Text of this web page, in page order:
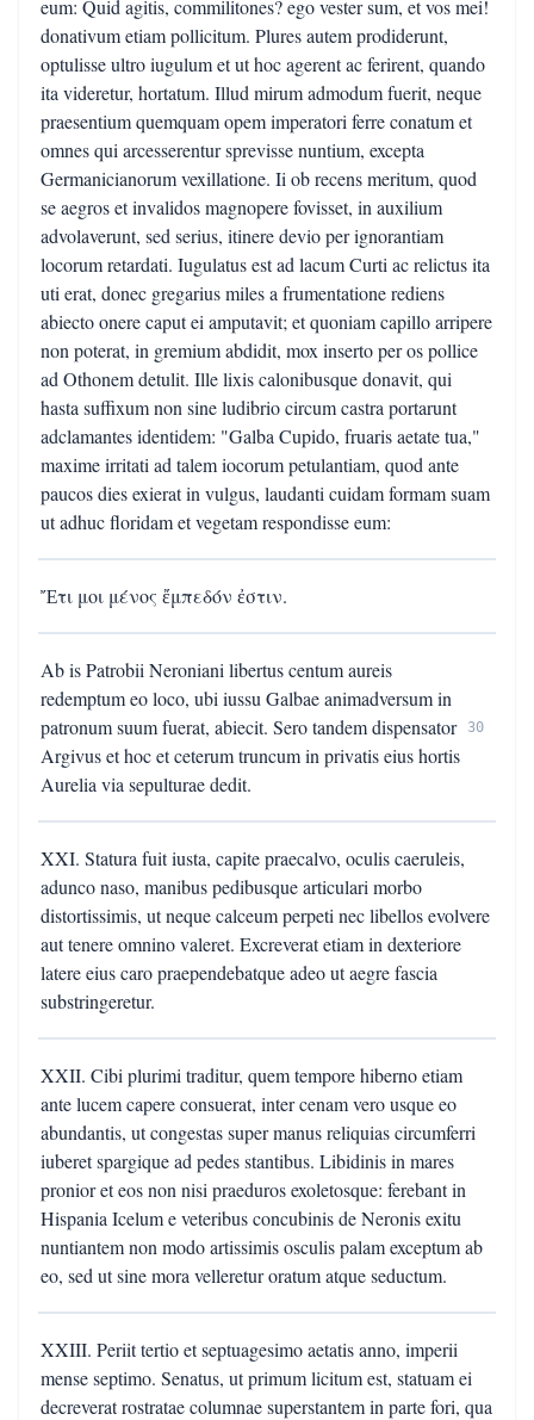
eum: Quid agitis, commilitones? ego vester sum, et vos mei!
donativum etiam pollicitum. Plures autem prodiderunt,
optulisse ultro iugulum et ut hoc agerent ac ferirent, quando
ita videretur, hortatum. Illud mirum admodum fuerit, neque
praesentium quemquam opem imperatori ferre conatum et
omnes qui arcesserentur sprevisse nuntium, excepta
Germanicianorum vexillatione. Ii ob recens meritum, quod
se aegros et invalidos magnopere fovisset, in auxilium
advolaverunt, sed serius, itinere devio per ignorantiam
locorum retardati. Iugulatus est ad lacum Curti ac relictus ita
uti erat, donec gregarius miles a frumentatione rediens
abiecto onere caput ei amputavit; et quoniam capillo arripere
non poterat, in gremium abdidit, mox inserto per os pollice
ad Othonem detulit. Ille lixis calonibusque donavit, qui
hasta suffixum non sine ludibrio circum castra portarunt
adclamantes identidem: "Galba Cupido, fruaris aetate tua,"
maxime irritati ad talem iocorum petulantiam, quod ante
paucos dies exierat in vulgus, laudanti cuidam formam suam
ut adhuc floridam et vegetam respondisse eum:
Ἔτι μοι μένος ἔμπεδόν ἐστιν.
Ab is Patrobii Neroniani libertus centum aureis
redemptum eo loco, ubi iussu Galbae animadversum in
patronum suum fuerat, abiecit. Sero tandem dispensator
Argivus et hoc et ceterum truncum in privatis eius hortis
Aurelia via sepulturae dedit.
30
XXI. Statura fuit iusta, capite praecalvo, oculis caeruleis,
adunco naso, manibus pedibusque articulari morbo
distortissimis, ut neque calceum perpeti nec libellos evolvere
aut tenere omnino valeret. Excreverat etiam in dexteriore
latere eius caro praependebatque adeo ut aegre fascia
substringeretur.
XXII. Cibi plurimi traditur, quem tempore hiberno etiam
ante lucem capere consuerat, inter cenam vero usque eo
abundantis, ut congestas super manus reliquias circumferri
iuberet spargique ad pedes stantibus. Libidinis in mares
pronior et eos non nisi praeduros exoletosque: ferebant in
Hispania Icelum e veteribus concubinis de Neronis exitu
nuntiantem non modo artissimis osculis palam exceptum ab
eo, sed ut sine mora velleretur oratum atque seductum.
XXIII. Periit tertio et septuagesimo aetatis anno, imperii
mense septimo. Senatus, ut primum licitum est, statuam ei
decreverat rostratae columnae superstantem in parte fori, qua